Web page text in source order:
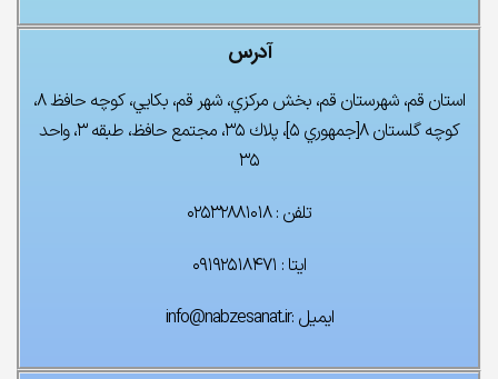
آدرس
استان قم، شهرستان قم، بخش مركزي، شهر قم، بكايي، كوچه حافظ ۸،
كوچه گلستان ۸[جمهوري ۵]، پلاك ۳۵، مجتمع حافظ، طبقه ۳، واحد
۳۵
تلفن : ۰۲۵۳۲۸۸۱۰۱۸
ایتا : ۰۹۱۹۲۵۱۸۴۷۱
ایمیل :info@nabzesanat.ir